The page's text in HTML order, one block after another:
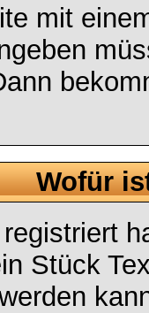
mit
Wofür
Stück